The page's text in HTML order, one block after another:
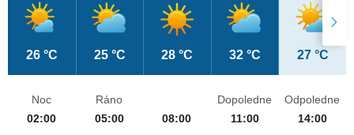
26 °C 25 °C 28 °C 32 °C 27 °C
Noc
02:00
Ráno
05:00
08:00
Dopoledne
11:00
Odpoledne
14:00